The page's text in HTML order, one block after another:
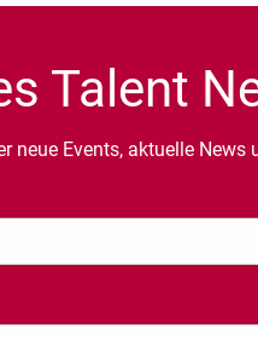
Talent
neue Events, aktuelle News